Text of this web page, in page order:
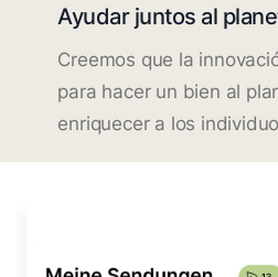
Ayudar juntos al
Creemos que la
para hacer un bien al
enriquecer a los